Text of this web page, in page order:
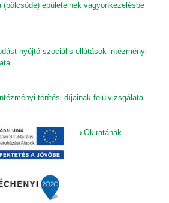
épületeinek vagyonkezelésbe
nyújtó szociális ellátások intézményi
térítési díjainak felülvizsgálata
Hivatal Alapító Okiratának